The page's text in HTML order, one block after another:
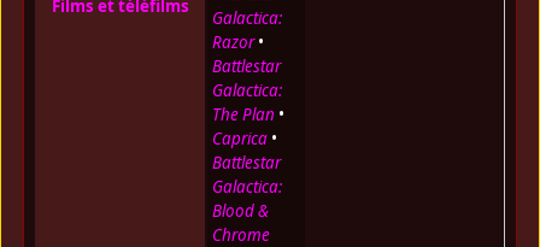
Films et téléfilms
Galactica:
Razor•
Battlestar
Galactica:
The Plan •
Caprica•
Battlestar
Galactica:
Blood &
Chrome